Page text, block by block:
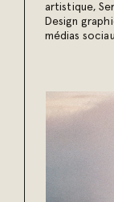
artistique,
Design
médias